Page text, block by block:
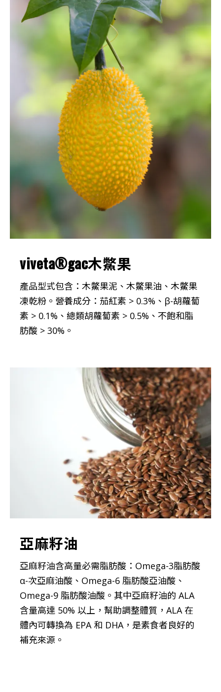
viveta®gac木鱉果
產品型式包含：木鱉果泥、木鱉果油、木鱉果
凍乾粉。營養成分：茄紅素 > 0.3%、β-胡蘿蔔
素 > 0.1%、總類胡蘿蔔素 > 0.5%、不飽和脂
肪酸 > 30%。
亞麻籽油
亞麻籽油含高量必需脂肪酸：Omega-3脂肪酸
α-次亞麻油酸、Omega-6 脂肪酸亞油酸、
Omega-9 脂肪酸油酸。其中亞麻籽油的 ALA
含量高達 50% 以上，幫助調整體質，ALA 在
體內可轉換為 EPA 和 DHA，是素食者良好的
補充來源。